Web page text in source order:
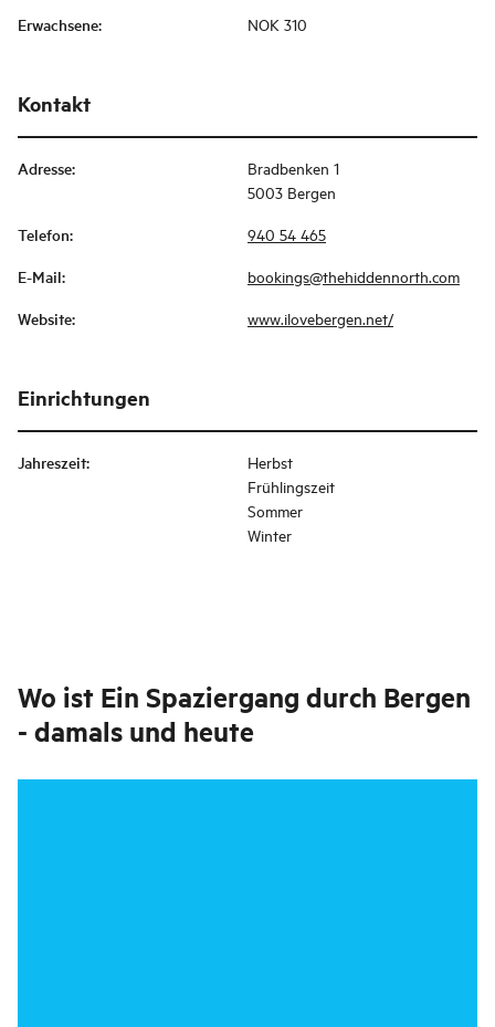
Erwachsene: NOK 310
Kontakt
Adresse:
Bradbenken 1
5003 Bergen
Telefon: 940 54 465
E-Mail: bookings@thehiddennorth.com
Website: www.ilovebergen.net/
Einrichtungen
Jahreszeit:
Herbst
Frühlingszeit
Sommer
Winter
Wo ist Ein Spaziergang durch Bergen
- damals und heute